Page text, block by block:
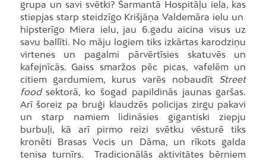
grupa un savi svētki? Šarmantā Hospitāļu iela, kas
stiepjas starp steidzīgo Krišjāņa Valdemāra ielu un
hipsterīgo Miera ielu, jau 6.gadu aicina visus uz
savu ballīti. No māju logiem tiks izkārtas karodziņu
virtenes un pagalmi pārvērtīsies skatuvēs un
kafejnīcās. Gaiss smaržos pēc picas, vafelēm un
citiem gardumiem, kurus varēs nobaudīt Street
foodsektorā, ko šogad papildinās jaunas garšas.
Arī šoreiz pa bruģi klaudzēs policijas zirgu pakavi
un starp namiem lidināsies gigantiski ziepju
burbuļi, kā arī pirmo reizi svētku vēsturē tiks
kronēti Brasas Vecis un Dāma, un rīkots galda
tenisa turnīrs. Tradicionālās aktivitātes bērniem